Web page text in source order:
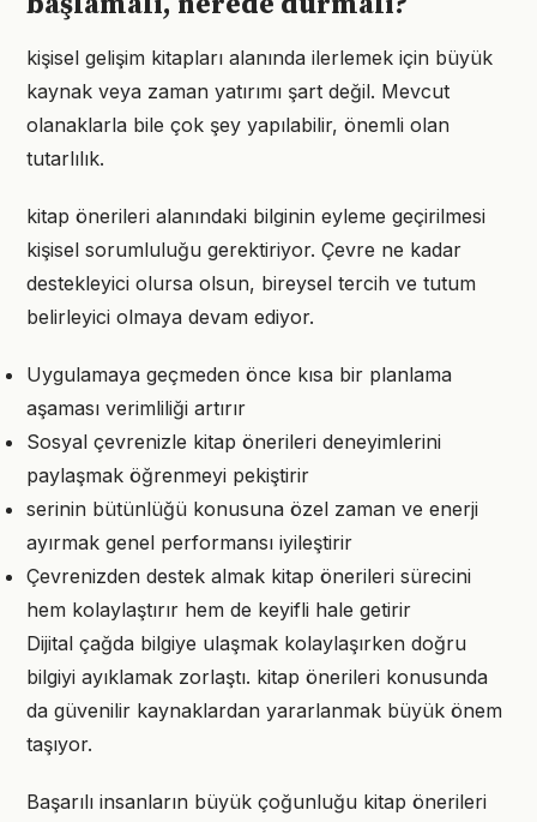
kişisel gelişim kitapları alanında ilerlemek için büyük
kaynak veya zaman yatırımı şart değil. Mevcut
olanaklarla bile çok şey yapılabilir, önemli olan
tutarlılık.
kitap önerileri alanındaki bilginin eyleme geçirilmesi
kişisel sorumluluğu gerektiriyor. Çevre ne kadar
destekleyici olursa olsun, bireysel tercih ve tutum
belirleyici olmaya devam ediyor.
Uygulamaya geçmeden önce kısa bir planlama
aşaması verimliliği artırır
Sosyal çevrenizle kitap önerileri deneyimlerini
paylaşmak öğrenmeyi pekiştirir
serinin bütünlüğü konusuna özel zaman ve enerji
ayırmak genel performansı iyileştirir
Çevrenizden destek almak kitap önerileri sürecini
hem kolaylaştırır hem de keyifli hale getirir
Dijital çağda bilgiye ulaşmak kolaylaşırken doğru
bilgiyi ayıklamak zorlaştı. kitap önerileri konusunda
da güvenilir kaynaklardan yararlanmak büyük önem
taşıyor.
Başarılı insanların büyük çoğunluğu kitap önerileri